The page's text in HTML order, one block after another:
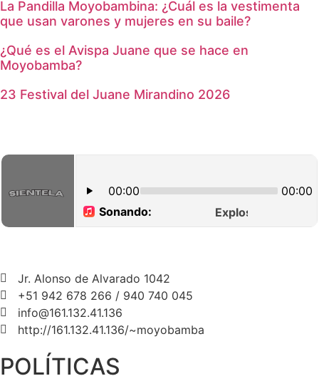
La Pandilla Moyobambina: ¿Cuál es la vestimenta
que usan varones y mujeres en su baile?
¿Qué es el Avispa Juane que se hace en
Moyobamba?
23 Festival del Juane Mirandino 2026
Jr. Alonso de Alvarado 1042
+51 942 678 266 / 940 740 045
info@161.132.41.136
http://161.132.41.136/~moyobamba
POLÍTICAS